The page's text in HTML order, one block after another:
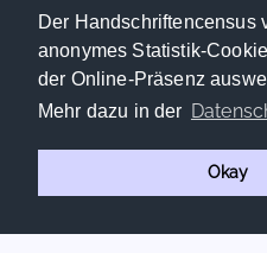
Der Handschriftencensus
anonymes Statistik-
der Online-Präsenz
Mehr dazu in der
Okay